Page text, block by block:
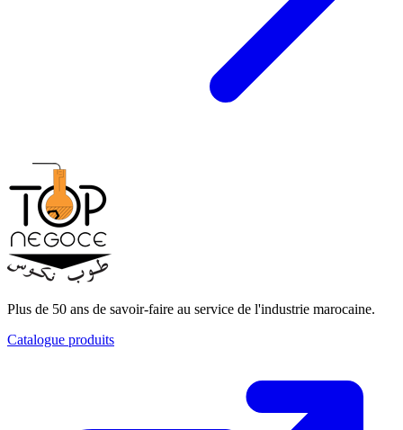
Plus de 50 ans de savoir-faire au service de l'industrie marocaine.
Catalogue produits